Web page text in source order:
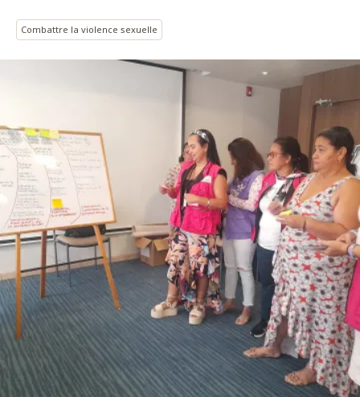
Combattre la violence sexuelle